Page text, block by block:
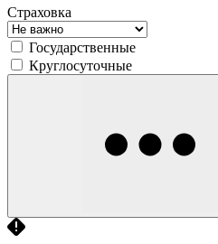
Страховка
Государственные
Круглосуточные